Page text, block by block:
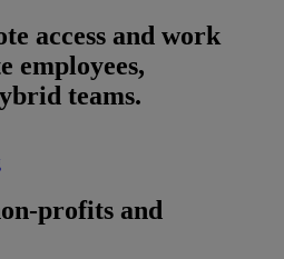
access and work
employees,
teams.
profits and